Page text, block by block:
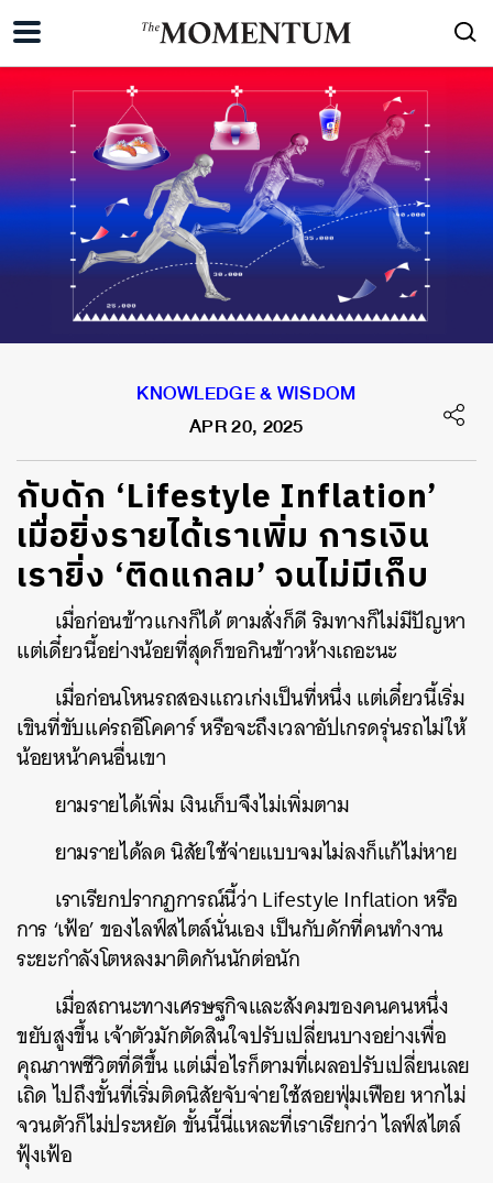
KNOWLEDGE & WISDOM
APR 20, 2025
กับดัก ‘Lifestyle Inflation’
เมื่อยิ่งรายได้เราเพิ่ม การเงิน
เรายิ่ง ‘ติดแกลม’ จนไม่มีเก็บ
เมื่อก่อนข้าวแกงก็ได้ ตามสั่งก็ดี ริมทางก็ไม่มีปัญหา
แต่เดี๋ยวนี้อย่างน้อยที่สุดก็ขอกินข้าวห้างเถอะนะ
เมื่อก่อนโหนรถสองแถวเก่งเป็นที่หนึ่ง แต่เดี๋ยวนี้เริ่ม
เขินที่ขับแค่รถอีโคคาร์ หรือจะถึงเวลาอัปเกรดรุ่นรถไม่ให้
น้อยหน้าคนอื่นเขา
ยามรายได้เพิ่ม เงินเก็บจึงไม่เพิ่มตาม
ยามรายได้ลด นิสัยใช้จ่ายแบบจมไม่ลงก็แก้ไม่หาย
เราเรียกปรากฏการณ์นี้ว่า Lifestyle Inflation หรือ
การ ‘เฟ้อ’ ของไลฟ์สไตล์นั่นเอง เป็นกับดักที่คนทำงาน
ระยะกำลังโตหลงมาติดกันนักต่อนัก
เมื่อสถานะทางเศรษฐกิจและสังคมของคนคนหนึ่ง
ขยับสูงขึ้น เจ้าตัวมักตัดสินใจปรับเปลี่ยนบางอย่างเพื่อ
คุณภาพชีวิตที่ดีขึ้น แต่เมื่อไรก็ตามที่เผลอปรับเปลี่ยนเลย
เถิด ไปถึงขั้นที่เริ่มติดนิสัยจับจ่ายใช้สอยฟุ่มเฟือย หากไม่
จวนตัวก็ไม่ประหยัด ขั้นนี้นี่แหละที่เราเรียกว่า ไลฟ์สไตล์
ฟุ้งเฟ้อ